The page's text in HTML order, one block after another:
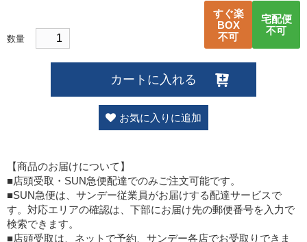
数量
すぐ楽
BOX
不可
宅配便
不可
カートに入れる
お気に入りに追加
【商品のお届けについて】
■店頭受取・SUN急便配達でのみご注文可能です。
■SUN急便は、サンデー従業員がお届けする配達サービスで
す。対応エリアの確認は、下部にお届け先の郵便番号を入力で
検索できます。
■店頭受取は、ネットで予約、サンデー各店でお受取りできま